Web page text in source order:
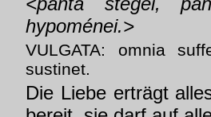
hypoménei.>
VULGATA: omnia
sustinet.
Die Liebe erträgt